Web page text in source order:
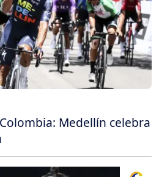
Medellín celebra